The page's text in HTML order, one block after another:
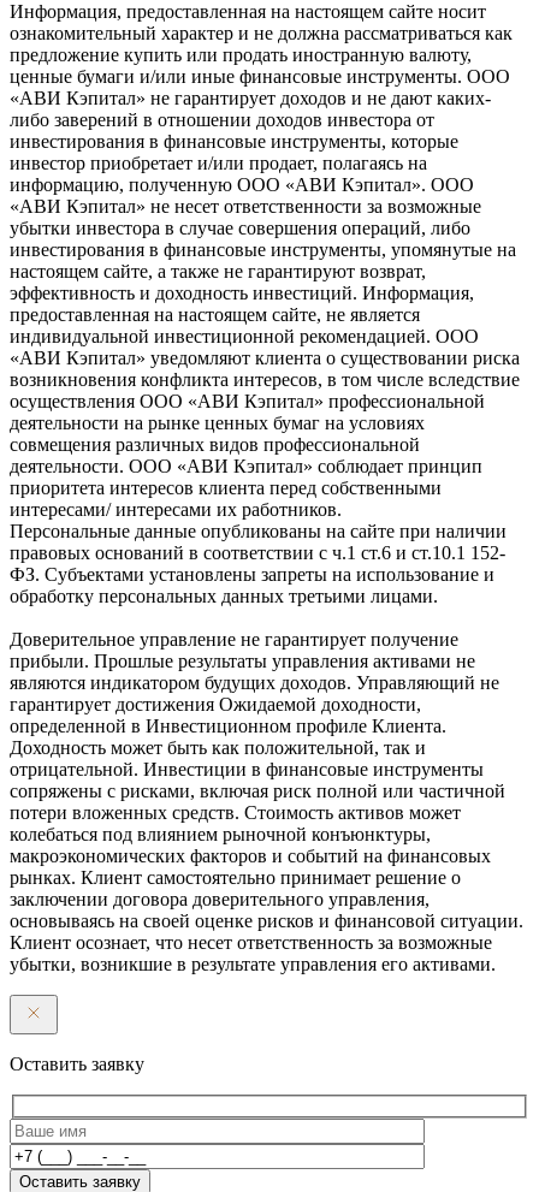
Информация, предоставленная на настоящем сайте носит
ознакомительный характер и не должна рассматриваться как
предложение купить или продать иностранную валюту,
ценные бумаги и/или иные финансовые инструменты. ООО
«АВИ Кэпитал» не гарантирует доходов и не дают каких-
либо заверений в отношении доходов инвестора от
инвестирования в финансовые инструменты, которые
инвестор приобретает и/или продает, полагаясь на
информацию, полученную ООО «АВИ Кэпитал». ООО
«АВИ Кэпитал» не несет ответственности за возможные
убытки инвестора в случае совершения операций, либо
инвестирования в финансовые инструменты, упомянутые на
настоящем сайте, а также не гарантируют возврат,
эффективность и доходность инвестиций. Информация,
предоставленная на настоящем сайте, не является
индивидуальной инвестиционной рекомендацией. ООО
«АВИ Кэпитал» уведомляют клиента о существовании риска
возникновения конфликта интересов, в том числе вследствие
осуществления ООО «АВИ Кэпитал» профессиональной
деятельности на рынке ценных бумаг на условиях
совмещения различных видов профессиональной
деятельности. ООО «АВИ Кэпитал» соблюдает принцип
приоритета интересов клиента перед собственными
интересами/ интересами их работников.
Персональные данные опубликованы на сайте при наличии
правовых оснований в соответствии с ч.1 ст.6 и ст.10.1 152-
ФЗ. Субъектами установлены запреты на использование и
обработку персональных данных третьими лицами.
Доверительное управление не гарантирует получение
прибыли. Прошлые результаты управления активами не
являются индикатором будущих доходов. Управляющий не
гарантирует достижения Ожидаемой доходности,
определенной в Инвестиционном профиле Клиента.
Доходность может быть как положительной, так и
отрицательной. Инвестиции в финансовые инструменты
сопряжены с рисками, включая риск полной или частичной
потери вложенных средств. Стоимость активов может
колебаться под влиянием рыночной конъюнктуры,
макроэкономических факторов и событий на финансовых
рынках. Клиент самостоятельно принимает решение о
заключении договора доверительного управления,
основываясь на своей оценке рисков и финансовой ситуации.
Клиент осознает, что несет ответственность за возможные
убытки, возникшие в результате управления его активами.
Оставить заявку
Оставить заявку